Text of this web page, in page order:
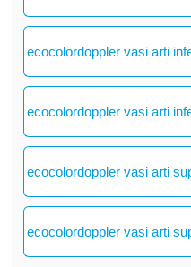
ecocolordoppler vasi arti
ecocolordoppler vasi arti
ecocolordoppler vasi arti
ecocolordoppler vasi arti